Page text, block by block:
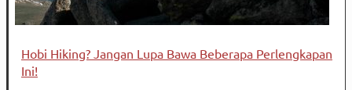
Hobi Hiking? Jangan Lupa Bawa Beberapa Perlengkapan
Ini!